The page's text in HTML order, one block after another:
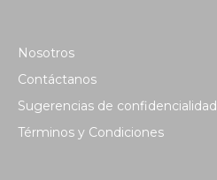
Nosotros
Contáctanos
Sugerencias de confidencialidad
Términos y Condiciones